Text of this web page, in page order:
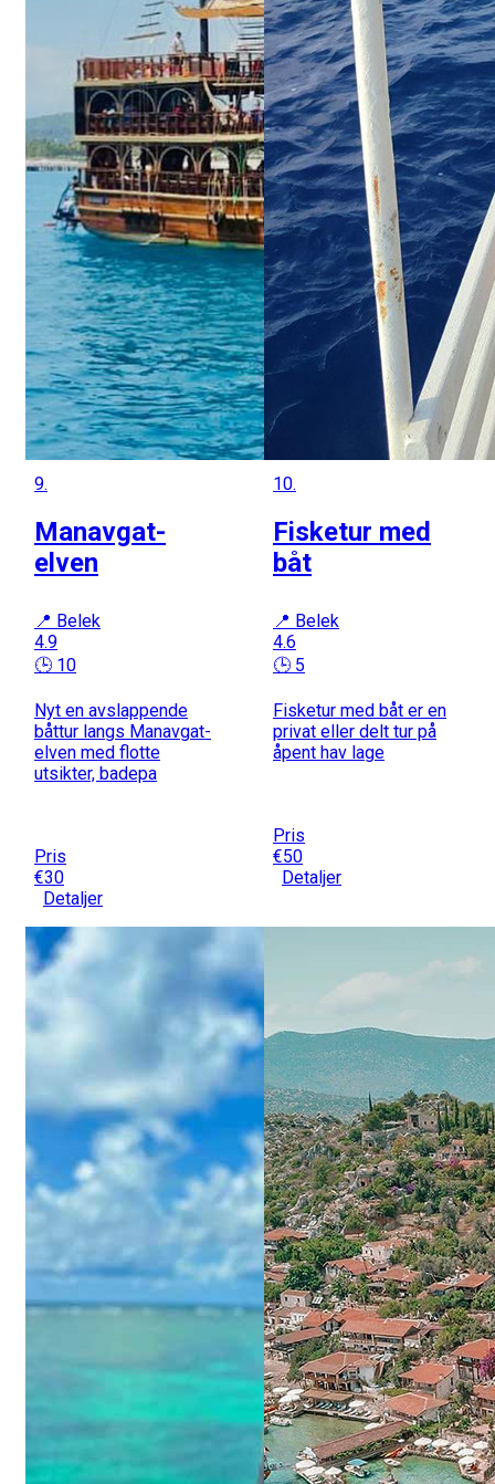
9.
Manavgat-
elven
📍 Belek
4.9
🕒 10
Nyt en avslappende
båttur langs Manavgat-
elven med flotte
utsikter, badepa
Pris
€30
Detaljer
10.
Fisketur med
båt
📍 Belek
4.6
🕒 5
Fisketur med båt er en
privat eller delt tur på
åpent hav lage
Pris
€50
Detaljer